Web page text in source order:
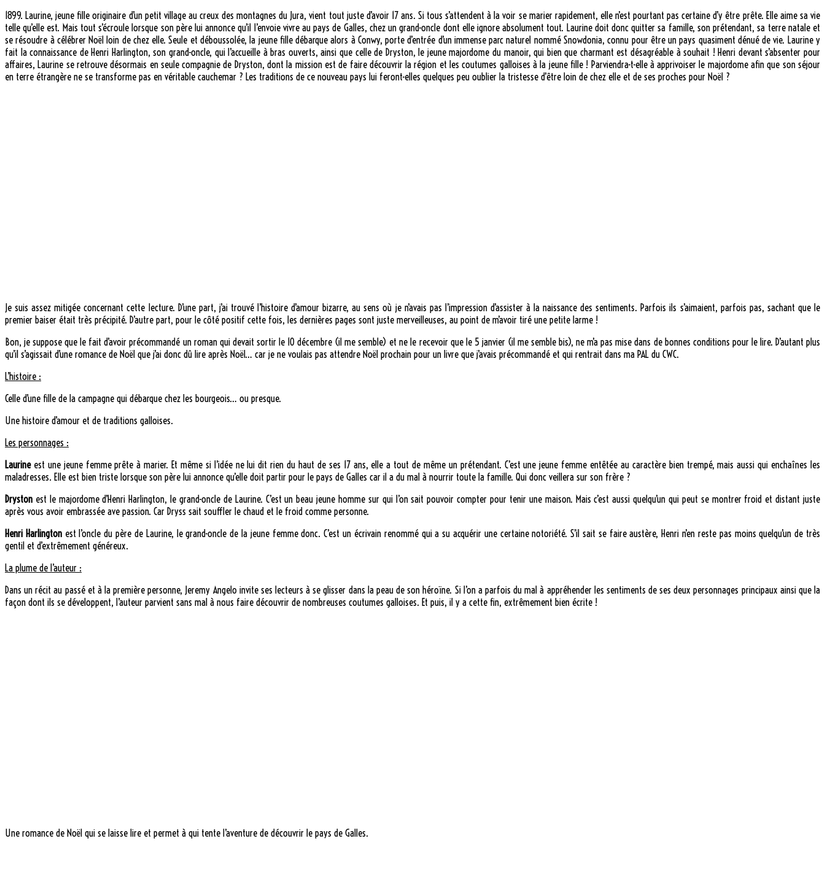
1899. Laurine, jeune fille originaire d’un petit village au creux des montagnes du Jura, vient tout juste d’avoir 17 ans. Si tous s’attendent à la voir se marier rapidement, elle n’est pourtant pas certaine d’y être prête. Elle aime sa vie
telle qu’elle est. Mais tout s’écroule lorsque son père lui annonce qu’il l’envoie vivre au pays de Galles, chez un grand-oncle dont elle ignore absolument tout. Laurine doit donc quitter sa famille, son prétendant, sa terre natale et
se résoudre à célébrer Noël loin de chez elle. Seule et déboussolée, la jeune fille débarque alors à Conwy, porte d’entrée d’un immense parc naturel nommé Snowdonia, connu pour être un pays quasiment dénué de vie. Laurine y
fait la connaissance de Henri Harlington, son grand-oncle, qui l’accueille à bras ouverts, ainsi que celle de Dryston, le jeune majordome du manoir, qui bien que charmant est désagréable à souhait ! Henri devant s’absenter pour
affaires, Laurine se retrouve désormais en seule compagnie de Dryston, dont la mission est de faire découvrir la région et les coutumes galloises à la jeune fille ! Parviendra-t-elle à apprivoiser le majordome afin que son séjour
en terre étrangère ne se transforme pas en véritable cauchemar ? Les traditions de ce nouveau pays lui feront-elles quelques peu oublier la tristesse d’être loin de chez elle et de ses proches pour Noël ?
Je suis assez mitigée concernant cette lecture. D’une part, j’ai trouvé l’histoire d’amour bizarre, au sens où je n’avais pas l’impression d’assister à la naissance des sentiments. Parfois ils s’aimaient, parfois pas, sachant que le
premier baiser était très précipité. D’autre part, pour le côté positif cette fois, les dernières pages sont juste merveilleuses, au point de m’avoir tiré une petite larme !
Bon, je suppose que le fait d’avoir précommandé un roman qui devait sortir le 10 décembre (il me semble) et ne le recevoir que le 5 janvier (il me semble bis), ne m’a pas mise dans de bonnes conditions pour le lire. D’autant plus
qu’il s’agissait d’une romance de Noël que j’ai donc dû lire après Noël… car je ne voulais pas attendre Noël prochain pour un livre que j’avais précommandé et qui rentrait dans ma PAL du CWC.
L’histoire :
Celle d’une fille de la campagne qui débarque chez les bourgeois… ou presque.
Une histoire d’amour et de traditions galloises.
Les personnages :
Laurineest une jeune femme prête à marier. Et même si l’idée ne lui dit rien du haut de ses 17 ans, elle a tout de même un prétendant. C’est une jeune femme entêtée au caractère bien trempé, mais aussi qui enchaînes les
maladresses. Elle est bien triste lorsque son père lui annonce qu’elle doit partir pour le pays de Galles car il a du mal à nourrir toute la famille. Qui donc veillera sur son frère ?
Dryston est le majordome d’Henri Harlington, le grand-oncle de Laurine. C’est un beau jeune homme sur qui l’on sait pouvoir compter pour tenir une maison. Mais c’est aussi quelqu’un qui peut se montrer froid et distant juste
après vous avoir embrassée ave passion. Car Dryss sait souffler le chaud et le froid comme personne.
Henri Harlingtonest l’oncle du père de Laurine, le grand-oncle de la jeune femme donc. C’est un écrivain renommé qui a su acquérir une certaine notoriété. S’il sait se faire austère, Henri n’en reste pas moins quelqu’un de très
gentil et d’extrêmement généreux.
La plume de l’auteur :
Dans un récit au passé et à la première personne, Jeremy Angelo invite ses lecteurs à se glisser dans la peau de son héroïne. Si l’on a parfois du mal à appréhender les sentiments de ses deux personnages principaux ainsi que la
façon dont ils se développent, l’auteur parvient sans mal à nous faire découvrir de nombreuses coutumes galloises. Et puis, il y a cette fin, extrêmement bien écrite !
Une romance de Noël qui se laisse lire et permet à qui tente l’aventure de découvrir le pays de Galles.